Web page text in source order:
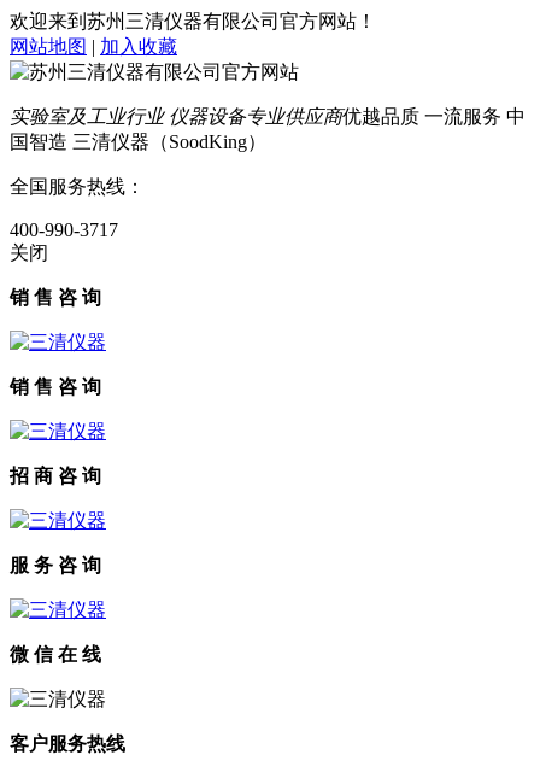
欢迎来到苏州三清仪器有限公司官方网站！
网站地图 | 加入收藏
实验室及工业行业 仪器设备专业供应商优越品质 一流服务 中
国智造 三清仪器（SoodKing）
全国服务热线：
400-990-3717
关闭
销 售 咨 询
销 售 咨 询
招 商 咨 询
服 务 咨 询
微 信 在 线
客户服务热线